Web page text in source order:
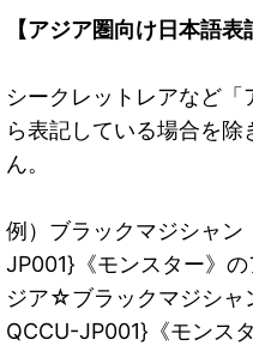
【アジア圏向け日本語表
シークレットレアなど
ら表記している場合を
ん。
例）ブラックマジシャ
JP001}《モンスター》
ジア☆ブラックマジシャ
QCCU-JP001}《モンスタ